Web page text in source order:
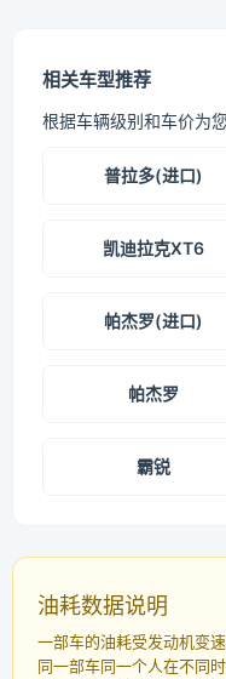
相关车型推荐
根据车辆级别和车价为
普拉多(进口)
凯迪拉克XT6
帕杰罗(进口)
帕杰罗
霸锐
油耗数据说明
一部车的油耗受发动机变
同一部车同一个人在不同